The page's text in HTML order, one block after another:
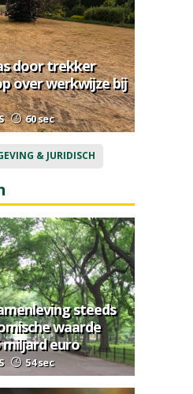
door trekker
over werkwijze bij
60 sec
& JURIDISCH
steeds
waarde
euro
54 sec